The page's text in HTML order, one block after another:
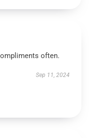
often.
Sep 11, 2024